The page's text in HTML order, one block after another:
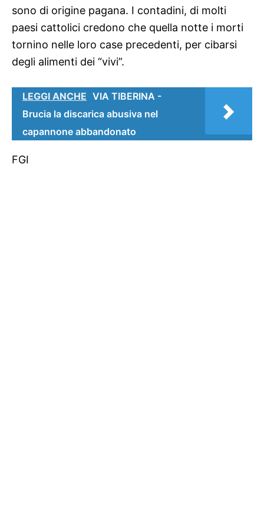
sono di origine pagana. I contadini, di molti
paesi cattolici credono che quella notte i morti
tornino nelle loro case precedenti, per cibarsi
degli alimenti dei “vivi”.
LEGGI ANCHE VIA TIBERINA -
Brucia la discarica abusiva nel
capannone abbandonato
FGI